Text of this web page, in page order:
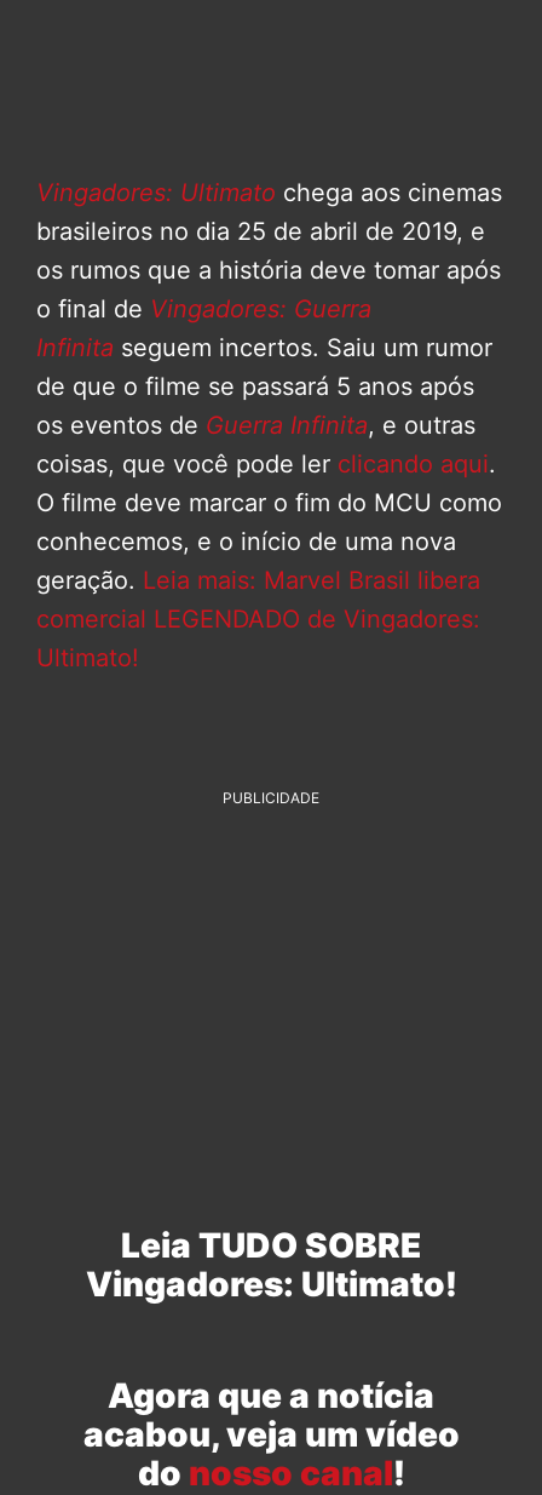
Vingadores: Ultimato chega aos cinemas
brasileiros no dia 25 de abril de 2019, e
os rumos que a história deve tomar após
o final de Vingadores: Guerra
Infinita seguem incertos. Saiu um rumor
de que o filme se passará 5 anos após
os eventos de Guerra Infinita, e outras
coisas, que você pode ler clicando aqui.
O filme deve marcar o fim do MCU como
conhecemos, e o início de uma nova
geração. Leia mais: Marvel Brasil libera
comercial LEGENDADO de Vingadores:
Ultimato!
PUBLICIDADE
Leia TUDO SOBRE
Vingadores: Ultimato!
Agora que a notícia
acabou, veja um vídeo
do nosso canal!